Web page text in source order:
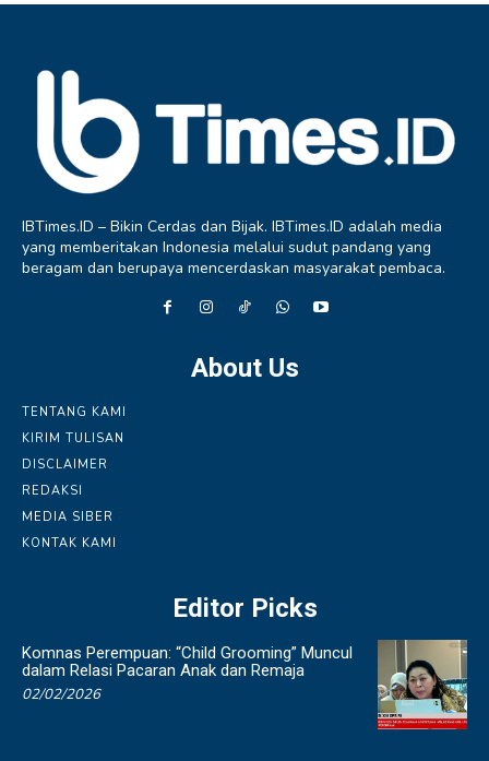
IBTimes.ID – Bikin Cerdas dan Bijak. IBTimes.ID adalah media
yang memberitakan Indonesia melalui sudut pandang yang
beragam dan berupaya mencerdaskan masyarakat pembaca.
About Us
TENTANG KAMI
KIRIM TULISAN
DISCLAIMER
REDAKSI
MEDIA SIBER
KONTAK KAMI
Editor Picks
Komnas Perempuan: “Child Grooming” Muncul
dalam Relasi Pacaran Anak dan Remaja
02/02/2026